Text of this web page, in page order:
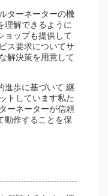
ターネーターの機
理解できるように
ョップも提供して
ス要求についてサ
解決策を用意して
進歩に基づいて 継
トしています私た
ーネーターが信頼
動作することを保